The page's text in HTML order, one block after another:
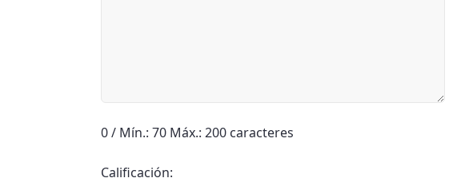
0 / Mín.: 70 Máx.: 200 caracteres
Calificación: